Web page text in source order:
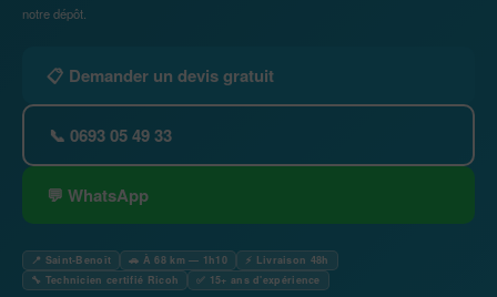
notre dépôt.
📋 Demander un devis gratuit
📞 0693 05 49 33
💬 WhatsApp
📍 Saint-Benoît 🚗 À 68 km — 1h10
⚡ Livraison 48h
🔧 Technicien certifié Ricoh
✅ 15+ ans d'expérience